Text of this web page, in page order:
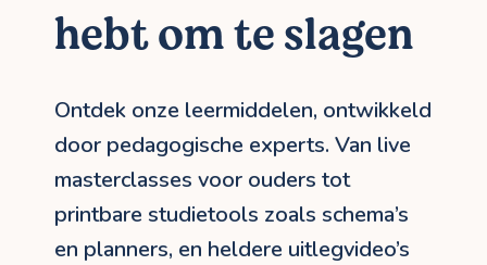
hebt om te slagen
Ontdek onze leermiddelen, ontwikkeld
door pedagogische experts. Van live
masterclasses voor ouders tot
printbare studietools zoals schema’s
en planners, en heldere uitlegvideo’s